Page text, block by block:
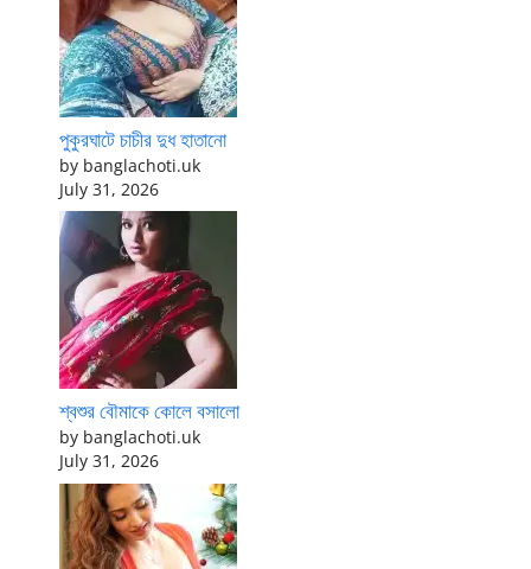
পুকুরঘাটে চাচীর দুধ হাতানো
by banglachoti.uk
July 31, 2026
শ্বশুর বৌমাকে কোলে বসালো
by banglachoti.uk
July 31, 2026